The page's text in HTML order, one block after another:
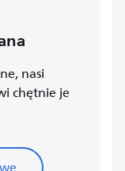
nasi
chętnie je